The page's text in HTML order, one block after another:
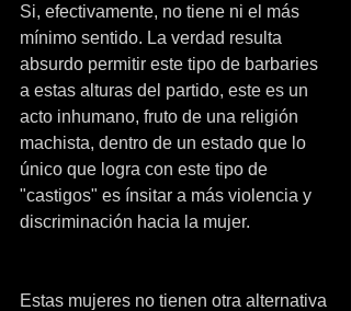
Si, efectivamente, no tiene ni el más
mínimo sentido. La verdad resulta
absurdo permitir este tipo de barbaries
a estas alturas del partido, este es un
acto inhumano, fruto de una religión
machista, dentro de un estado que lo
único que logra con este tipo de
"castigos" es ínsitar a más violencia y
discriminación hacia la mujer.
Estas mujeres no tienen otra alternativa